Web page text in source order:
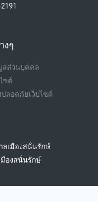
งๆ
ลส่วนบุคคล
ซต์
ลอดภัยเว็บไซต์
ลเมืองสนั่นรักษ์
มืองสนั่นรักษ์